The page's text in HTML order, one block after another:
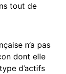
tout de
n’a pas
dont elle
d’actifs